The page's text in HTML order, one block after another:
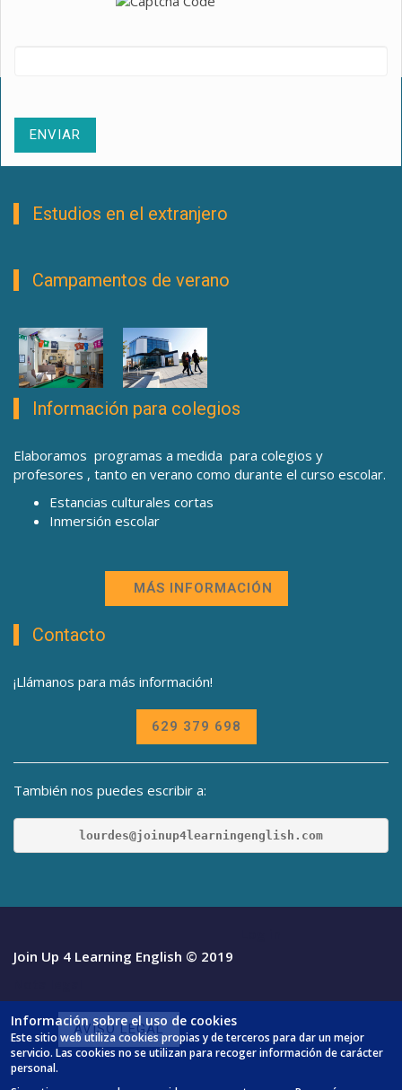
Estudios en el extranjero
Campamentos de verano
Información para colegios
Elaboramos programas a medida para colegios y
profesores , tanto en verano como durante el curso escolar.
Estancias culturales cortas
Inmersión escolar
MÁS INFORMACIÓN
Contacto
¡Llámanos para más información!
629 379 698
También nos puedes escribir a:
lourdes@joinup4learningenglish.com
Información sobre el uso de cookies
Este sitio web utiliza cookies propias y de terceros para dar un mejor
servicio. Las cookies no se utilizan para recoger información de carácter
personal.
Join Up 4 Learning English © 2019
AVISO LEGAL